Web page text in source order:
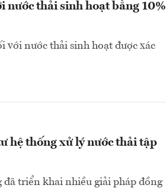
nước thải sinh hoạt bằng 10%
với nước thải sinh hoạt được xác
hệ thống xử lý nước thải tập
triển khai nhiều giải pháp đồng